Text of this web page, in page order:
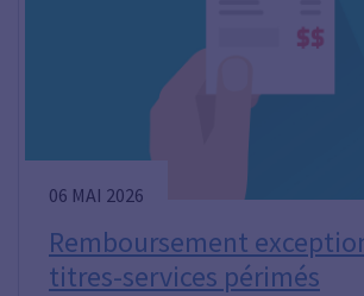
06 MAI 2026
Remboursement
titres-services périmés